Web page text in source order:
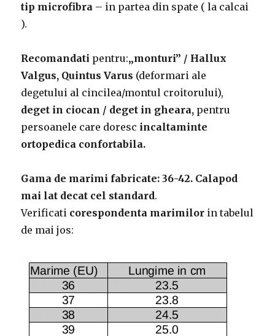
tip microfibra – in partea din spate ( la calcai
).
Recomandati pentru:„monturi” / Hallux
Valgus, Quintus Varus (deformari ale
degetului al cincilea/montul croitorului),
deget in ciocan / deget in gheara, pentru
persoanele care doresc incaltaminte
ortopedica confortabila.
Gama de marimi fabricate: 36-42. Calapod
mai lat decat cel standard.
Verificati corespondenta marimilor in tabelul
de mai jos: